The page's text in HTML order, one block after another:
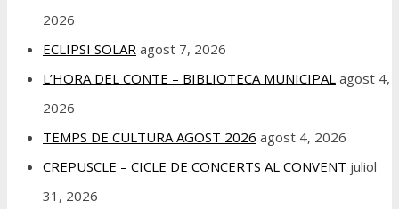
2026
ECLIPSI SOLAR agost 7, 2026
L’HORA DEL CONTE – BIBLIOTECA MUNICIPAL agost 4,
2026
TEMPS DE CULTURA AGOST 2026 agost 4, 2026
CREPUSCLE – CICLE DE CONCERTS AL CONVENT juliol
31, 2026